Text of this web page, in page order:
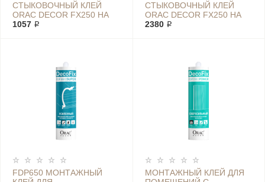
CТЫКОВОЧНЫЙ КЛЕЙ
ORAC DECOR FX250 НА
ПОЛИУРЕТАНОВОЙ
1057 ₽
СТЫКОВОЧНЫЙ КЛЕЙ
ORAC DECOR FX250 НА
ПОЛИУРЕТАНОВОЙ
2380 ₽
FDP650 МОНТАЖНЫЙ
МОНТАЖНЫЙ КЛЕЙ ДЛЯ